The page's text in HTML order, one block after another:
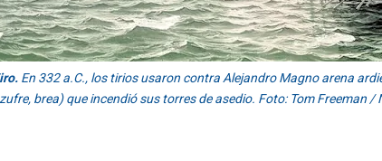
En 332 a.C., los tirios usaron contra Alejandro Magno arena
brea) que incendió sus torres de asedio. Foto: Tom Freeman /